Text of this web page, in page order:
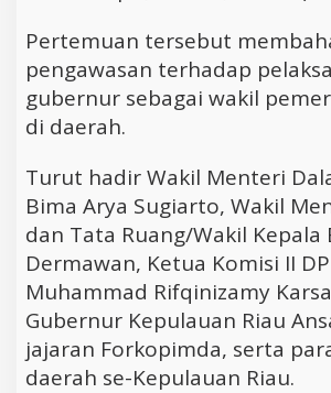
Pertemuan tersebut
pengawasan terhadap
gubernur sebagai wakil
di daerah.
Turut hadir Wakil Menteri
Bima Arya Sugiarto, Wakil
dan Tata Ruang/Wakil Kepala
Dermawan, Ketua Komisi II
Muhammad Rifqinizamy
Gubernur Kepulauan Riau
jajaran Forkopimda, serta
daerah se-Kepulauan Riau.